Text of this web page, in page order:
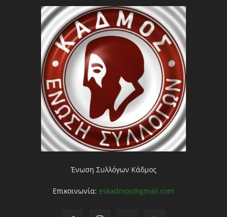
Ένωση Συλλόγων Κάδμος
Επικοινωνία: eskadmos@gmail.com